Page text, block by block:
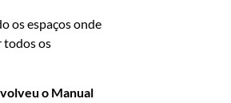
os espaços onde
todos os
o Manual